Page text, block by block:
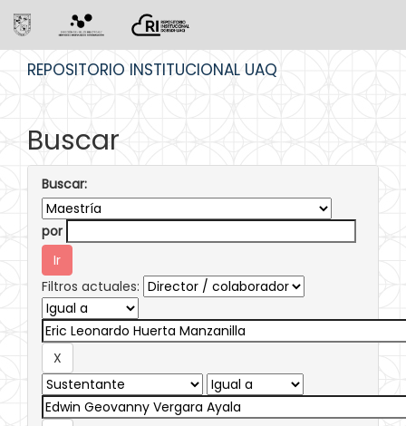
REPOSITORIO INSTITUCIONAL UAQ
Buscar
Buscar:
por
Filtros actuales: